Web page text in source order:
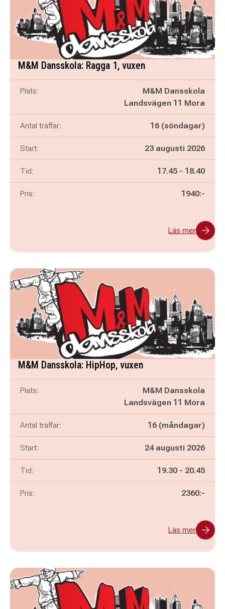
M&M Dansskola: Ragga 1, vuxen
Plats:
M&M Dansskola
Landsvägen 11 Mora
Antal träffar: 16 (söndagar)
Start: 23 augusti 2026
Tid: Pågår mellan
17.45 - och
18.40
Pris: 1940:-
Läs mer
M&M Dansskola: HipHop, vuxen
Plats:
M&M Dansskola
Landsvägen 11 Mora
Antal träffar: 16 (måndagar)
Start: 24 augusti 2026
Tid: Pågår mellan
19.30 - och
20.45
Pris: 2360:-
Läs mer